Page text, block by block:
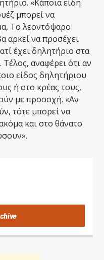
«Κάποια είδη
μπορεί να
Το λεοντόψαρο
αρκεί να προσέχει
έχει δηλητήριο στα
Τέλος, αναφέρει ότι αν
είδος δηλητήριου
ή στο κρέας τους,
με προσοχή. «Αν
τότε μπορεί να
και στο θάνατο